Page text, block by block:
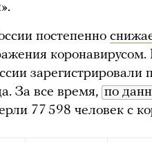
постепенно
зарегистрировали
За все время, по
77 598 человек с